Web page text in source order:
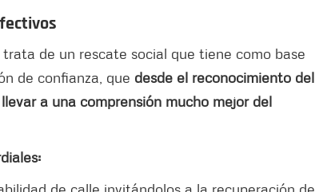
de un rescate social que tiene como base
de confianza, que desde el reconocimiento del
a una comprensión mucho mejor del